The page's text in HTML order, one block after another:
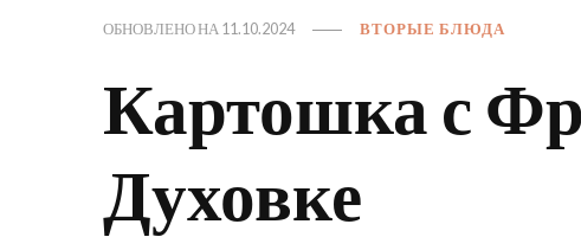
ОБНОВЛЕНО НА 11.10.2024 ВТОРЫЕ БЛЮДА
Картошка с
Духовке